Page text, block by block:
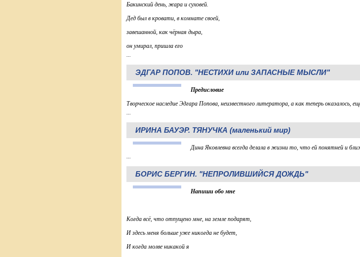
Бакинский день, жара и суховей.
Дед был в кровати, в комнате своей,
завешанной, как чёрная дыра,
он умирал, пришла его
...
ЭДГАР ПОПОВ. "НЕСТИХИ или ЗАПАСНЫЕ МЫСЛИ"
Предисловие
Творческое наследие Эдгара Попова, неизвестного литератора, а как теперь оказалось,
...
ИРИНА БАУЭР. ТЯНУЧКА (маленький мир)
Дина Яковлевна всегда делала в жизни то, что ей понятней и
...
БОРИС БЕРГИН. "НЕПРОЛИВШИЙСЯ ДОЖДЬ"
Напиши обо мне
Когда всё, что отпущено мне, на земле подарят,
И здесь меня больше уже никогда не будет,
И когда молве никакой я